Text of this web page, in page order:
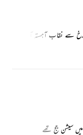
سے نقاب آہستہ آہستہ‘ کے
سیشن جج تھے